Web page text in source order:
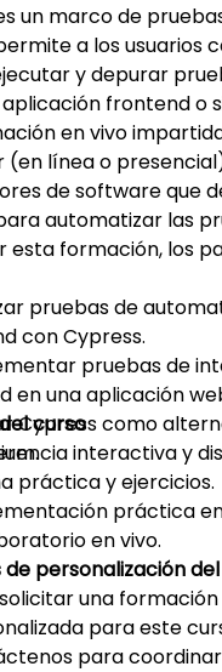
un marco de
a los usuarios
y depurar
frontend o
en vivo
(en línea o
de software que
automatizar las
esta formación, los
pruebas de
con Cypress.
pruebas de
en una aplicación
Cypress como
curso
interactiva y
práctica y ejercicios.
práctica
en vivo.
de personalización
una formación
para este
para